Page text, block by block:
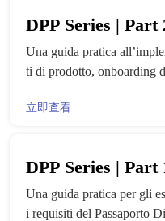
DPP Series |
DPP: come le
Una guida pratica
ti di prodotto, onboarding
立即查看
DPP Series | Part
esportatori cinesi
Una guida pratica per gli
i requisiti del Passaporto